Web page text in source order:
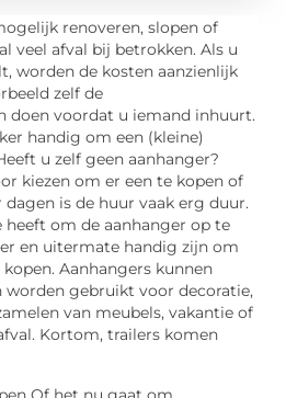
renoveren, slopen of
veel afval bij betrokken. Als u
worden de kosten aanzienlijk
zelf de
doen voordat u iemand inhuurt.
handig om een ​​(kleine)
u zelf geen aanhanger?
kiezen om er een te kopen of
dagen is de huur vaak erg duur.
om de aanhanger op te
en uitermate handig zijn om
Aanhangers kunnen
worden gebruikt voor decoratie,
van meubels, vakantie of
Kortom, trailers komen
Of het nu gaat om